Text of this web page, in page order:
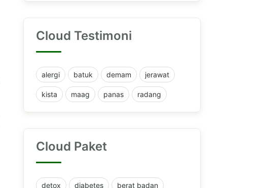
Cloud Testimoni
alergi batuk demam jerawat
kista maag panas radang
Cloud Paket
detox diabetes berat badan